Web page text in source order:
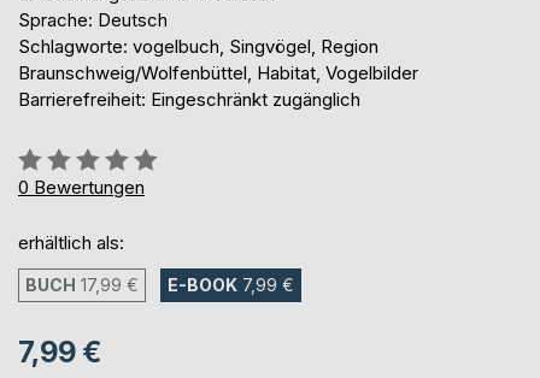
Sprache: Deutsch
Schlagworte: vogelbuch, Singvögel, Region
Braunschweig/Wolfenbüttel, Habitat, Vogelbilder
Barrierefreiheit: Eingeschränkt zugänglich
Bewertung::
0%
0 Bewertungen
erhältlich als:
BUCH 17,99 € E-BOOK 7,99 €
7,99 €